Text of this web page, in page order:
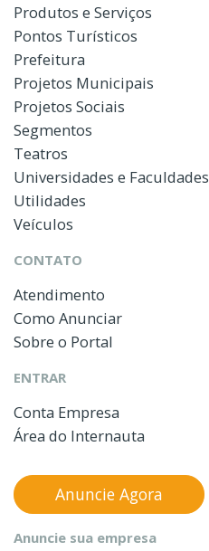
Produtos e Serviços
Pontos Turísticos
Prefeitura
Projetos Municipais
Projetos Sociais
Segmentos
Teatros
Universidades e Faculdades
Utilidades
Veículos
CONTATO
Atendimento
Como Anunciar
Sobre o Portal
ENTRAR
Conta Empresa
Área do Internauta
Anuncie sua empresa
Anuncie Agora